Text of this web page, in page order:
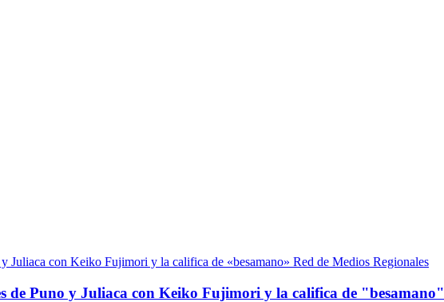
Red de Medios Regionales
de Puno y Juliaca con Keiko Fujimori y la califica de "besamano"